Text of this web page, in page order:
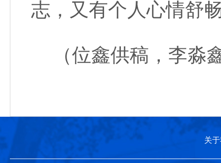
志，又有个人心情舒
（位鑫供稿，李淼
关